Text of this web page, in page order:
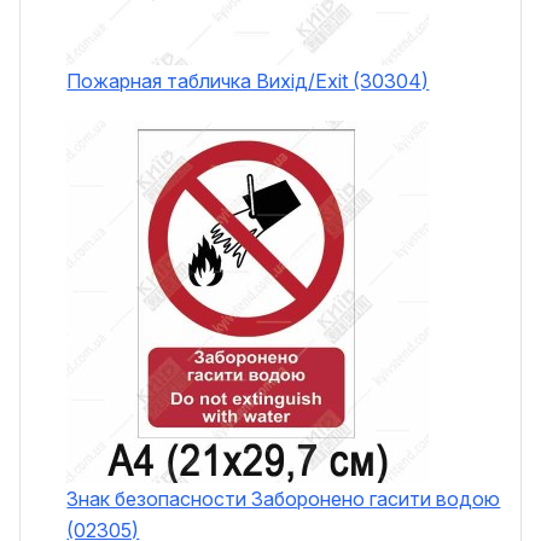
Пожарная табличка Вихід/Exit (30304)
Знак безопасности Заборонено гасити водою
(02305)